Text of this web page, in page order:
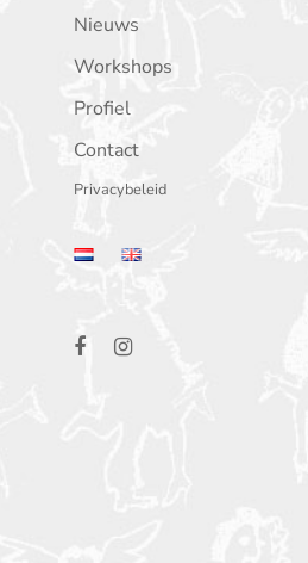
Nieuws
Workshops
Profiel
Contact
Privacybeleid